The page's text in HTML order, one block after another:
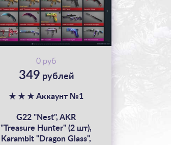
0 руб
349 рублей
★ ★ ★ Аккаунт №1
G22 "Nest", AKR
"Treasure Hunter" (2 шт),
Karambit "Dragon Glass",